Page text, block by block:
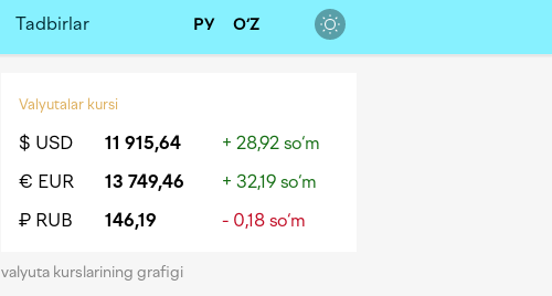
Tadbirlar РУ O‘Z
Valyutalar kursi
$ USD 11 915,64
+ 28,92 so‘m
€ EUR
13 749,46
+ 32,19 so‘m
₽ RUB
146,19 - 0,18 so‘m
valyuta kurslarining grafigi